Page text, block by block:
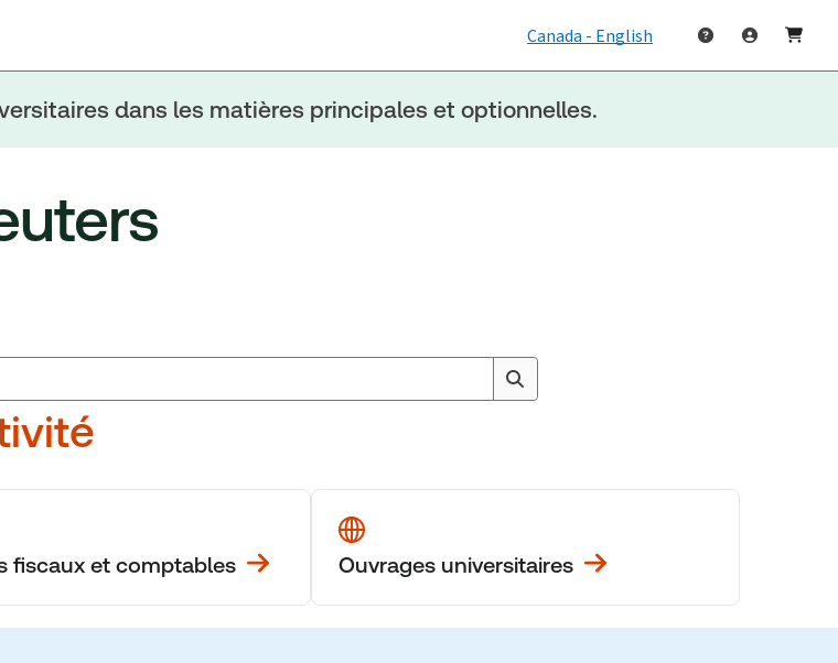
Canada - English
dans les matières principales et optionnelles.
fiscaux et comptables Ouvrages universitaires